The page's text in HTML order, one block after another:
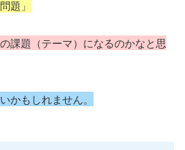
題」
課題（テーマ）になるのかなと思
かもしれません。